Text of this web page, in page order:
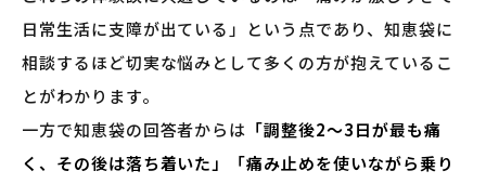
日常生活に支障が出ている」という点であり、知恵袋に
相談するほど切実な悩みとして多くの方が抱えているこ
とがわかります。
一方で知恵袋の回答者からは 「調整後2〜3日が最も痛
く、その後は落ち着いた」「痛み止めを使いながら乗り